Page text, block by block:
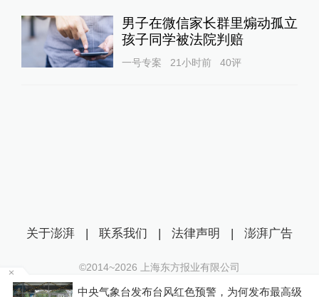
男子在微信家长群里煽动孤立
孩子同学被法院判赔
一号专案 21小时前 40评
中央气象台发布台风红色预警，为何发布最高级
关于澎湃 | 联系我们 | 法律声明 | 澎湃广告
©2014~2026 上海东方报业有限公司
沪ICP证：沪B2-20170116 | 沪ICP备14003370号